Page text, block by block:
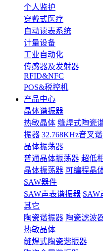
个人监护
穿戴式医疗
自动读表系统
计量设备
工业自动化
传感器及发射器
RFID&NFC
POS&税控机
产品中心
晶体谐振器
热敏晶体 缝焊式陶瓷
振器 32.768KHz音叉
晶体振荡器
普通晶体振荡器 超低
晶体振荡器 可编程晶
SAW器件
SAW声表谐振器 SAW
其它
陶瓷谐振器 陶瓷滤波
热敏晶体
缝焊式陶瓷谐振器